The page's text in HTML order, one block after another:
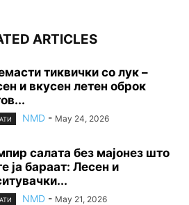
ARTICLES
тиквички со лук –
и вкусен летен оброк
NMD - May 24, 2026
салата без мајонез што
ја бараат: Лесен и
NMD - May 21, 2026